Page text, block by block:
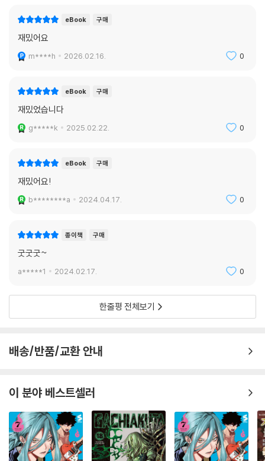
eBook 구매
재밌어요
m****h 2026.02.16. 0
eBook 구매
재밌었습니다
g*****k 2025.02.22. 0
eBook 구매
재밌어요!
b********a 2024.04.17. 0
종이책 구매
굿굿굿~
a*****1 2024.02.17. 0
한줄평 전체보기
배송/반품/교환 안내
이 분야 베스트셀러